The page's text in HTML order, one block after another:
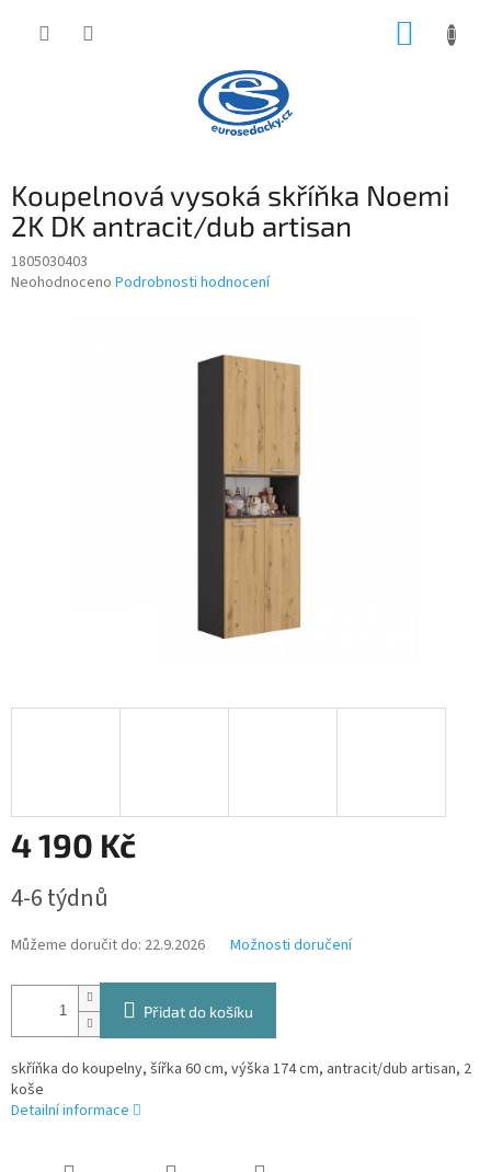
Koupelnová vysoká skříňka Noemi
2K DK antracit/dub artisan
1805030403
Průměrné
Neohodnoceno Podrobnosti hodnocení
4 190 Kč
cena:
4-6 týdnů
Můžeme doručit do: 22.9.2026 Možnosti doručení
Přidat do košíku
skříňka do koupelny, šířka 60 cm, výška 174 cm, antracit/dub artisan, 2
koše
Detailní informace